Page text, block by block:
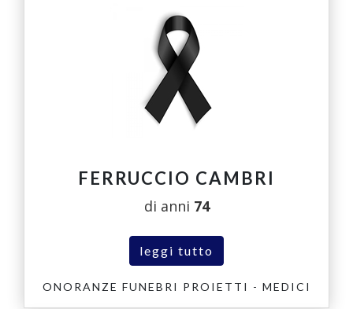
FERRUCCIO CAMBRI
di anni 74
leggi tutto
ONORANZE FUNEBRI PROIETTI - MEDICI